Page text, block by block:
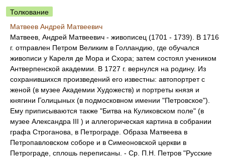
Толкование
Матвеев Андрей Матвеевич
Матвеев, Андрей Матвеевич - живописец (1701 - 1739). В 1716
г. отправлен Петром Великим в Голландию, где обучался
живописи у Кареля де Мора и Схора; затем состоял учеником
Антверпенской академии. В 1727 г. вернулся на родину. Из
сохранившихся произведений его известны: автопортрет с
женой (в музее Академии Художеств) и портреты князя и
княгини Голицыных (в подмосковном имении "Петровское").
Ему приписываются также "Битва на Куликовском поле" (в
музее Александра III ) и аллегорическая картина в собрании
графа Строганова, в Петрограде. Образа Матвеева в
Петропавловском соборе и в Симеоновской церкви в
Петрограде, сплошь переписаны. - Ср. П.Н. Петров "Русские